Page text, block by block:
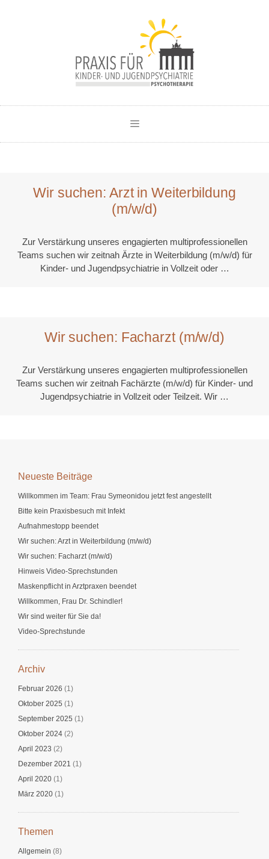
Wir suchen: Arzt in Weiterbildung
(m/w/d)
Zur Verstärkung unseres engagierten multiprofessionellen
Teams suchen wir zeitnah Ärzte in Weiterbildung (m/w/d) für
Kinder- und Jugendpsychiatrie in Vollzeit oder …
Wir suchen: Facharzt (m/w/d)
Zur Verstärkung unseres engagierten multiprofessionellen
Teams suchen wir zeitnah Fachärzte (m/w/d) für Kinder- und
Jugendpsychiatrie in Vollzeit oder Teilzeit. Wir …
Neueste Beiträge
Willkommen im Team: Frau Symeonidou jetzt fest angestellt
Bitte kein Praxisbesuch mit Infekt
Aufnahmestopp beendet
Wir suchen: Arzt in Weiterbildung (m/w/d)
Wir suchen: Facharzt (m/w/d)
Hinweis Video-Sprechstunden
Maskenpflicht in Arztpraxen beendet
Willkommen, Frau Dr. Schindler!
Wir sind weiter für Sie da!
Video-Sprechstunde
Archiv
Februar 2026 (1)
Oktober 2025 (1)
September 2025 (1)
Oktober 2024 (2)
April 2023 (2)
Dezember 2021 (1)
April 2020 (1)
März 2020 (1)
Themen
Allgemein (8)